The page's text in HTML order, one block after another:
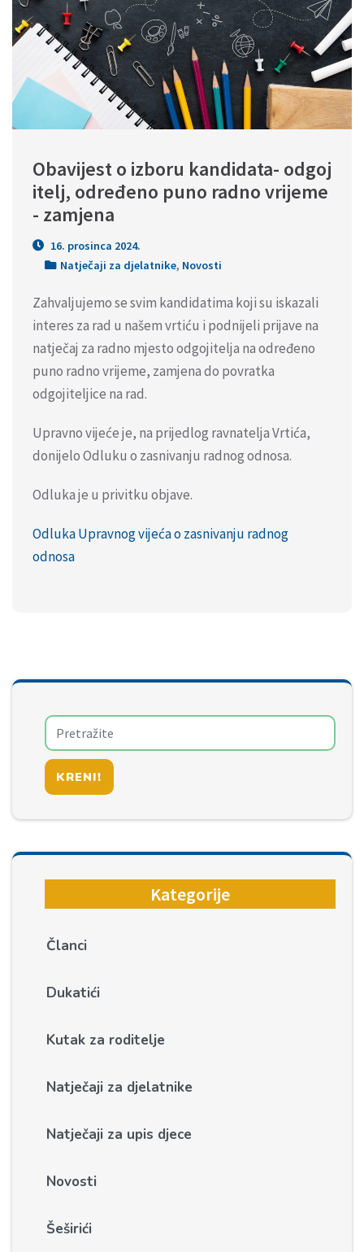
Obavijest o izboru kandidata- odgoj
itelj, određeno puno radno vrijeme
- zamjena
16. prosinca 2024.
Natječaji za djelatnike, Novosti
Zahvaljujemo se svim kandidatima koji su iskazali
interes za rad u našem vrtiću i podnijeli prijave na
natječaj za radno mjesto odgojitelja na određeno
puno radno vrijeme, zamjena do povratka
odgojiteljice na rad.
Upravno vijeće je, na prijedlog ravnatelja Vrtića,
donijelo Odluku o zasnivanju radnog odnosa.
Odluka je u privitku objave.
Odluka Upravnog vijeća o zasnivanju radnog
odnosa
KRENI!
Kategorije
Članci
Dukatići
Kutak za roditelje
Natječaji za djelatnike
Natječaji za upis djece
Novosti
Šeširići